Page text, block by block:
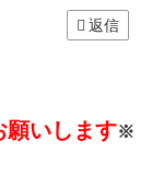
返信
願いします※